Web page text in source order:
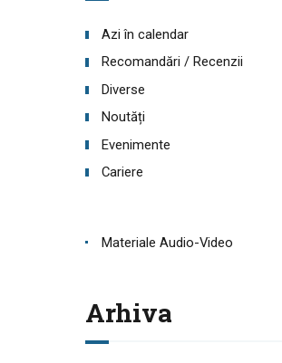
Azi în calendar
Recomandări / Recenzii
Diverse
Noutăți
Evenimente
Cariere
Materiale Audio-Video
Arhiva